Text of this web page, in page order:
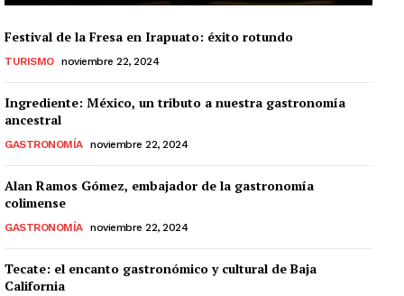
Festival de la Fresa en Irapuato: éxito rotundo
TURISMO noviembre 22, 2024
Ingrediente: México, un tributo a nuestra gastronomía
ancestral
GASTRONOMÍA noviembre 22, 2024
Alan Ramos Gómez, embajador de la gastronomía
colimense
GASTRONOMÍA noviembre 22, 2024
Tecate: el encanto gastronómico y cultural de Baja
California